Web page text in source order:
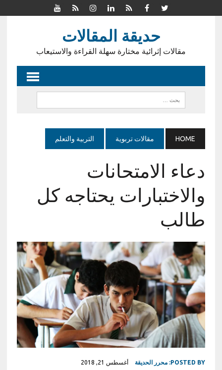
حديقة المقالات
مقالات إثرائية مختارة سهلة القراءة والاستيعاب
HOME مقالات تربوية التربية والتعلم
دعاء الامتحانات
والاختبارات يحتاجه كل
طالب
POSTED BY: محرر الحديقة أغسطس 21, 2018